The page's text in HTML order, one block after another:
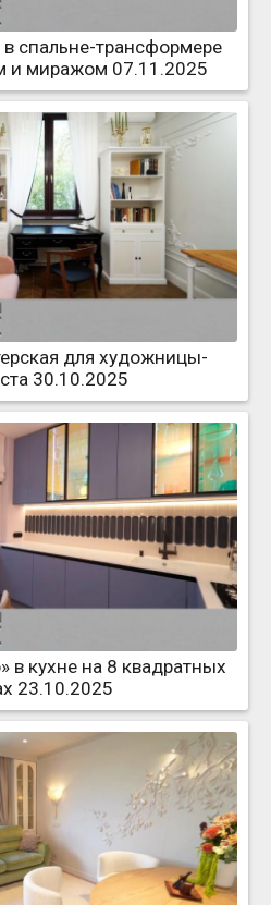
в спальне-трансформере
и миражом 07.11.2025
для художницы-
30.10.2025
в кухне на 8 квадратных
23.10.2025